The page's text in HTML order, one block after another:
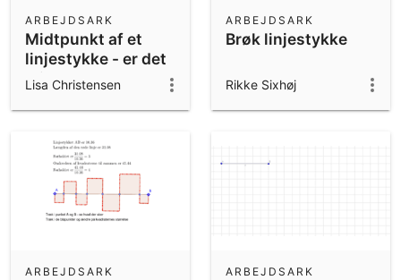
Midtpunkt af et
linjestykke - er det
midten?
ARBEJDSARK
Lisa Christensen
Brøk linjestykke
ARBEJDSARK
Rikke Sixhøj
ARBEJDSARK ARBEJDSARK